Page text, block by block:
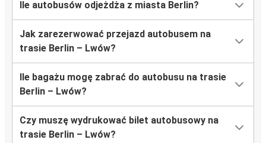
Ile autobusów odjeżdża z miasta Berlin?
Jak zarezerwować przejazd autobusem na
trasie Berlin – Lwów?
Ile bagażu mogę zabrać do autobusu na trasie
Berlin – Lwów?
Czy muszę wydrukować bilet autobusowy na
trasie Berlin – Lwów?